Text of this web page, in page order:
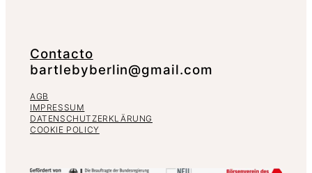
Contacto
bartlebyberlin@gmail.com
AGB
IMPRESSUM
DATENSCHUTZERKLÄRUNG
COOKIE POLICY